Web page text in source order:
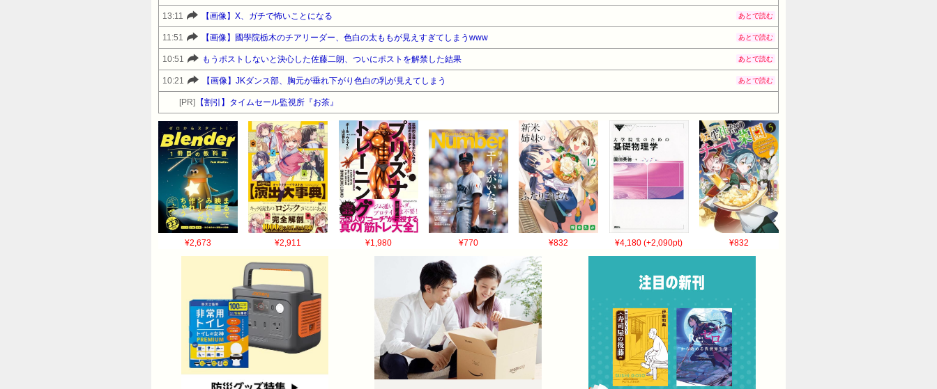
13:11 【画像】X、ガチで怖いことになる あとで読む
11:51 【画像】國學院栃木のチアリーダー、色白の太ももが見えすぎてしまうwww あとで読む
10:51 もうポストしないと決心した佐藤二朗、ついにポストを解禁した結果 あとで読む
10:21 【画像】JKダンス部、胸元が垂れ下がり色白の乳が見えてしまう あとで読む
[PR] 【割引】タイムセール監視所『お茶』
¥2,673 ¥2,911 ¥1,980 ¥770 ¥832 ¥4,180 (+2,090pt) ¥832